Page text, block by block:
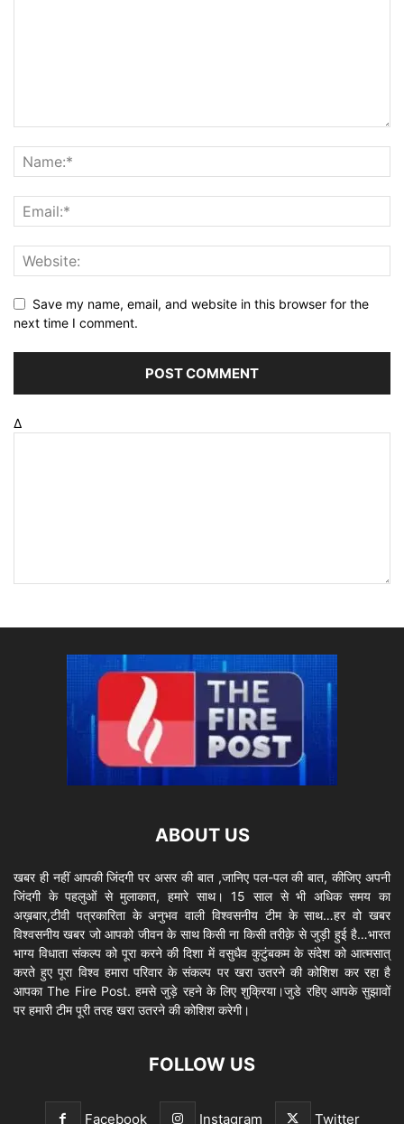
Save my name, email, and website in this browser for the
next time I comment.
Δ
ABOUT US
खबर ही नहीं आपकी जिंदगी पर असर की बात ,जानिए पल-पल की बात, कीजिए अपनी
जिंदगी के पहलुओं से मुलाकात, हमारे साथ। 15 साल से भी अधिक समय का
अख़बार,टीवी पत्रकारिता के अनुभव वाली विश्वसनीय टीम के साथ…हर वो खबर
विश्वसनीय खबर जो आपको जीवन के साथ किसी ना किसी तरीक़े से जुड़ी हुई है…भारत
भाग्य विधाता संकल्प को पूरा करने की दिशा में वसुधैव कुटुंबकम के संदेश को आत्मसात्
करते हुए पूरा विश्व हमारा परिवार के संकल्प पर खरा उतरने की कोशिश कर रहा है
आपका The Fire Post. हमसे जुड़े रहने के लिए शुक्रिया।जुडे रहिए आपके सुझावों
पर हमारी टीम पूरी तरह खरा उतरने की कोशिश करेगी।
FOLLOW US
Facebook Instagram Twitter